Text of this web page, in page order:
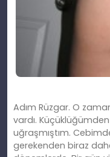
Adım Rüzgar. O
vardı.
uğraşmıştım.
gerekenden biraz